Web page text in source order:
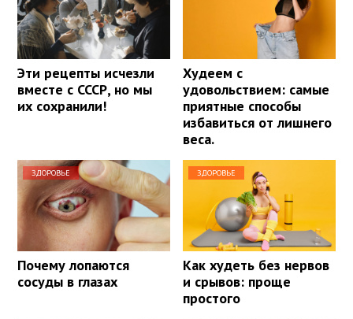
Эти рецепты исчезли
вместе с СССР, но мы
их сохранили!
Худеем с
удовольствием: самые
приятные способы
избавиться от лишнего
веса.
ЗДОРОВЬЕ
Почему лопаются
сосуды в глазах
ЗДОРОВЬЕ
Как худеть без нервов
и срывов: проще
простого